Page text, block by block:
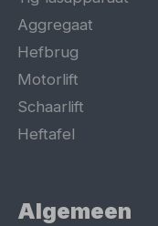
Aggregaat
Hefbrug
Motorlift
Schaarlift
Heftafel
Algemeen